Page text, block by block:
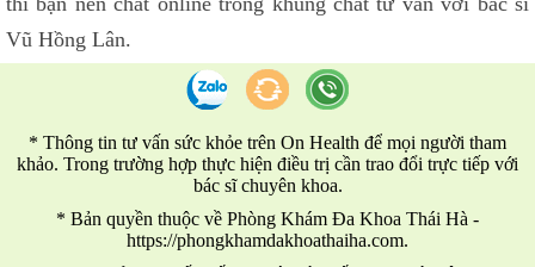
Vũ Hồng Lân.
* Thông tin tư vấn sức khỏe trên On Health để mọi người tham
khảo. Trong trường hợp thực hiện điều trị cần trao đổi trực tiếp với
bác sĩ chuyên khoa.
* Bản quyền thuộc về Phòng Khám Đa Khoa Thái Hà -
https://phongkhamdakhoathaiha.com.